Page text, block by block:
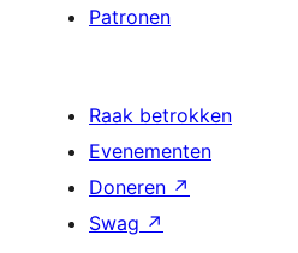
Patronen
Raak betrokken
Evenementen
Doneren ↗
Swag ↗